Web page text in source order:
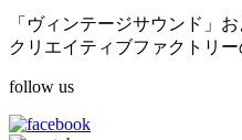
「ヴィンテージサウンド」
クリエイティブファクトリー
follow us